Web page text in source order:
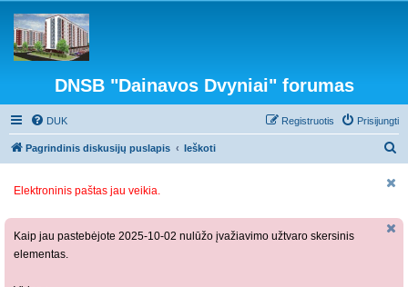
DNSB "Dainavos Dvyniai" forumas
DUK Prisijungti
Registruotis
Pagrindinis diskusijų puslapis Ieškoti
Elektroninis paštas jau veikia.
Kaip jau pastebėjote 2025-10-02 nulūžo įvažiavimo užtvaro skersinis
elementas.